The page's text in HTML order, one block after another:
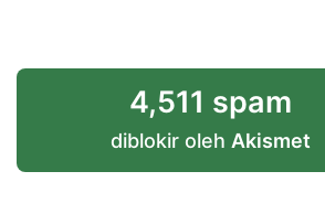
4,511 spam
diblokir oleh Akismet